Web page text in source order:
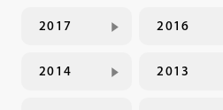
2017 2016
2014 2013